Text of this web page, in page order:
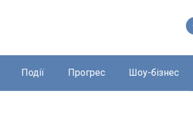
Події Прогрес Шоу-бізнес